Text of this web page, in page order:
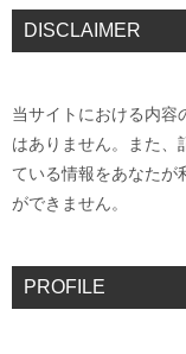
DISCLAIMER
当サイトにおける内容
はありません。また、
ている情報をあなたが
ができません。
PROFILE